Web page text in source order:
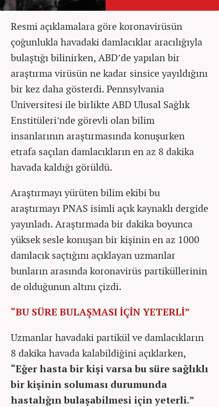
Resmi açıklamalara göre koronavirüsün
çoğunlukla havadaki damlacıklar aracılığıyla
bulaştığı bilinirken, ABD’de yapılan bir
araştırma virüsün ne kadar sinsice yayıldığını
bir kez daha gösterdi. Pennsylvania
Üniversitesi ile birlikte ABD Ulusal Sağlık
Enstitüleri’nde görevli olan bilim
insanlarının araştırmasında konuşurken
etrafa saçılan damlacıkların en az 8 dakika
havada kaldığı görüldü.
Araştırmayı yürüten bilim ekibi bu
araştırmayı PNAS isimli açık kaynaklı dergide
yayınladı. Araştırmada bir dakika boyunca
yüksek sesle konuşan bir kişinin en az 1000
damlacık saçtığını açıklayan uzmanlar
bunların arasında koronavirüs partiküllerinin
de olduğunun altını çizdi.
“BU SÜRE BULAŞMASI İÇİN YETERLİ”
Uzmanlar havadaki partikül ve damlacıkların
8 dakika havada kalabildiğini açıklarken,
“Eğer hasta bir kişi varsa bu süre sağlıklı
bir kişinin soluması durumunda
hastalığın bulaşabilmesi için yeterli.”